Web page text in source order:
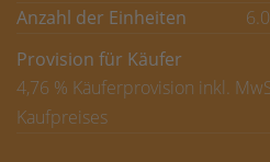
Anzahl der Einheiten
Provision für Käufer
4,76 % Käuferprovision inkl.
Kaufpreises